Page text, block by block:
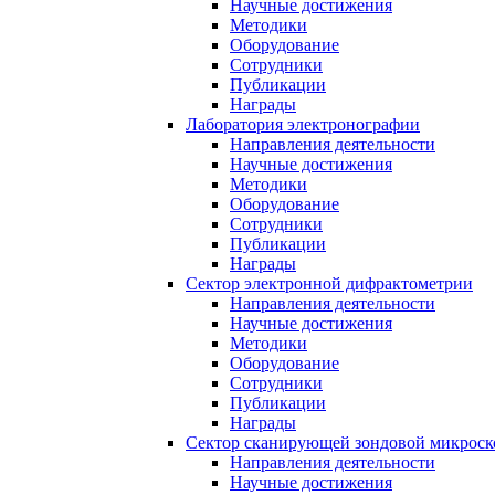
Научные достижения
Методики
Оборудование
Сотрудники
Публикации
Награды
Лаборатория электронографии
Направления деятельности
Научные достижения
Методики
Оборудование
Сотрудники
Публикации
Награды
Сектор электронной дифрактометрии
Направления деятельности
Научные достижения
Методики
Оборудование
Сотрудники
Публикации
Награды
Сектор сканирующей зондовой
Направления деятельности
Научные достижения